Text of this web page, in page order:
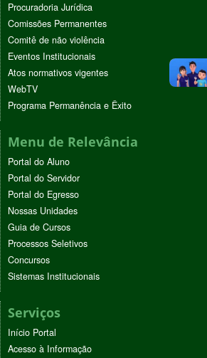
Procuradoria Jurídica
Comissões Permanentes
Comitê de não violência
Eventos Institucionais
Atos normativos vigentes
WebTV
Programa Permanência e Êxito
Menu de Relevância
Portal do Aluno
Portal do Servidor
Portal do Egresso
Nossas Unidades
Guia de Cursos
Processos Seletivos
Concursos
Sistemas Institucionais
Serviços
Início Portal
Acesso à Informação